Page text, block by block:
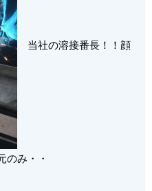
当社の溶接番長！！顔
のみ・・